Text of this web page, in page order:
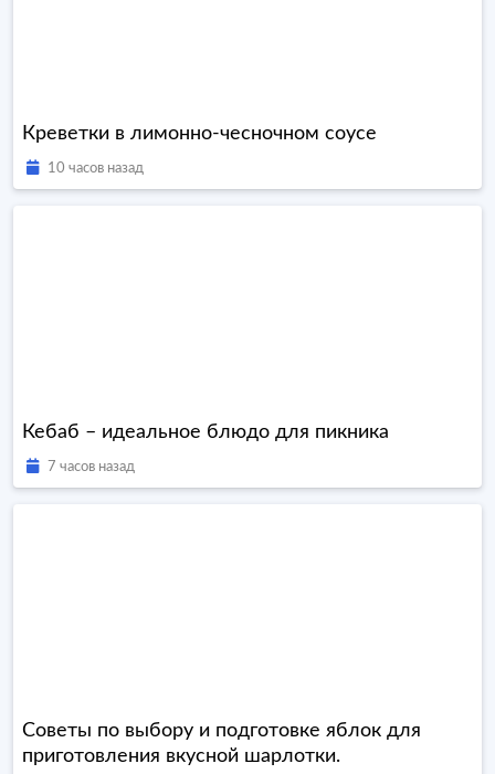
Креветки в лимонно-чесночном соусе
10 часов назад
Кебаб – идеальное блюдо для пикника
7 часов назад
Советы по выбору и подготовке яблок для
приготовления вкусной шарлотки.